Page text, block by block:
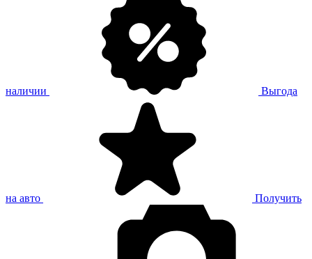
наличии Выгода
на авто Получить